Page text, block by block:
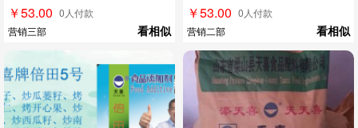
￥53.00 0人付款
营销三部
看相似
￥53.00 0人付款
营销二部
看相似